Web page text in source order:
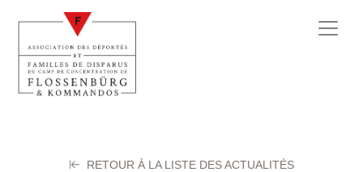
RETOUR À LA LISTE DES ACTUALITÉS